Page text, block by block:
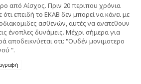
από Αίσχος. Πριν 20 περιπου χρόνια
επειδή το ΕΚΑΒ δεν μπορεί να κάνει με
ασθενών, αυτές να ανατεθουν
ένοπλες δυνάμεις. Μέχρι σήμερα για
αποδεικνύεται οτι: "Ουδέν μονιμοτερο
".